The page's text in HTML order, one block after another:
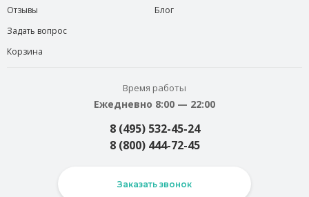
Отзывы
Задать вопрос
Корзина
Блог
Время работы
Ежедневно 8:00 — 22:00
8 (495) 532-45-24
8 (800) 444-72-45
Заказать звонок